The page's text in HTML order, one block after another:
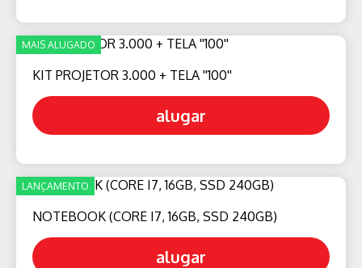
MAIS ALUGADO
KIT PROJETOR 3.000 + TELA ''100''
alugar
LANÇAMENTO
NOTEBOOK (CORE I7, 16GB, SSD 240GB)
alugar